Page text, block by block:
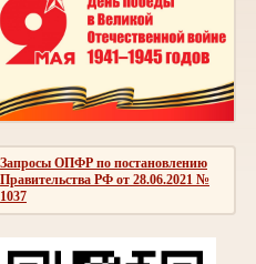
Запросы ОПФР по постановлению
Правительства РФ от 28.06.2021 №
1037